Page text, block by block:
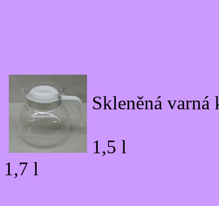
Skleněná
1,5 l
1,7 l